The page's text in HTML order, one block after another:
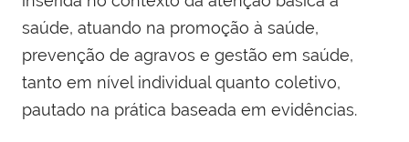
saúde, atuando na promoção à saúde,
prevenção de agravos e gestão em saúde,
tanto em nível individual quanto coletivo,
pautado na prática baseada em evidências.